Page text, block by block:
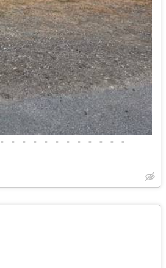
• • • • • • • • • • • •